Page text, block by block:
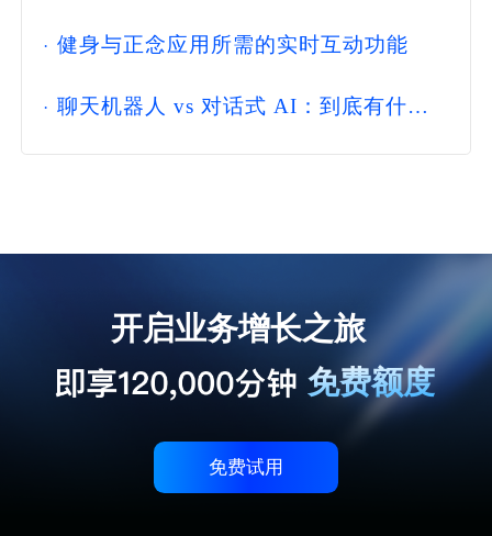
· 健身与正念应用所需的实时互动功能
· 聊天机器人 vs 对话式 AI：到底有什么
开启业务增长之旅
免费额度
免费试用